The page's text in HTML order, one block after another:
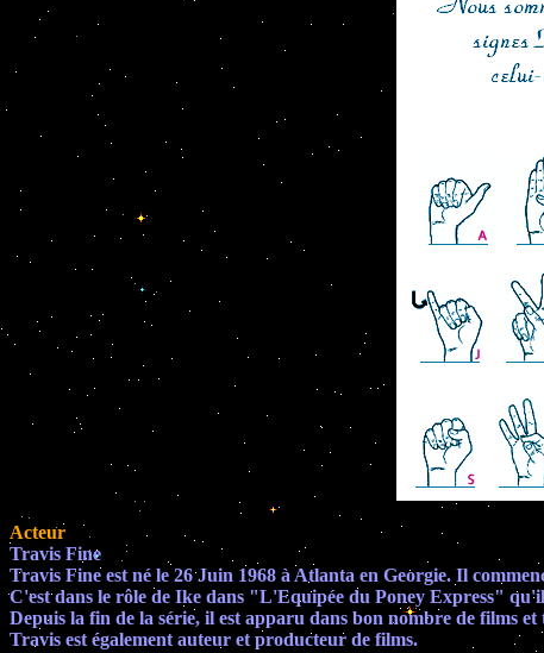
Acteur
Travis Fine
Travis Fine est né le 26 Juin 1968 à Atlanta en Georgie. Il
C'est dans le rôle de Ike dans "L'Equipée du Poney Express"
Depuis la fin de la série, il est apparu dans bon nombre de
Travis est également auteur et producteur de films.